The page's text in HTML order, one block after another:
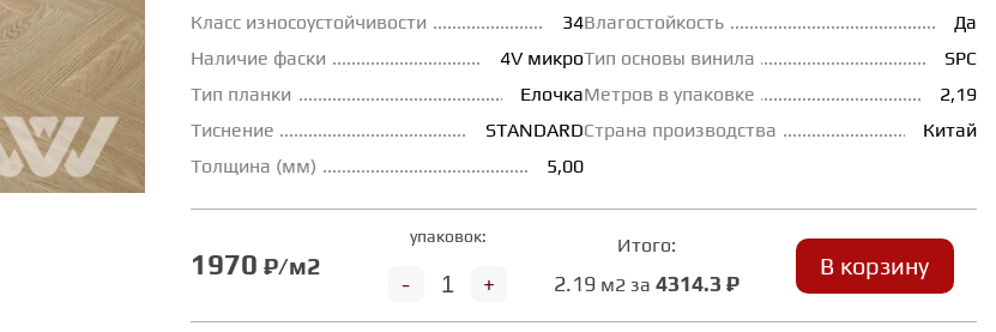
Класс износоустойчивости
34
Наличие фаски
4V микро
Тип планки
Елочка
Тиснение
STANDARD
Толщина (мм)
5,00
Влагостойкость
Да
Тип основы винила
SPC
Метров в упаковке
2,19
Страна производства
Китай
1970 ₽/м2
упаковок:
+
-
Итого:
2.19м2 за 4314.3 ₽
В корзину